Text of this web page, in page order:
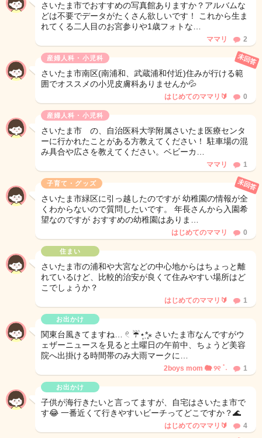
さいたま市でおすすめの写真館ありますか？アルバムな
どは不要でデータがたくさん欲しいです！ これから生ま
れてくる二人目のお宮参りや1歳フォトな…
ママリ 2
産婦人科・小児科
さいたま市南区(南浦和、武蔵浦和付近)住みが行ける範
囲でオススメの小児皮膚科ありませんか💦
未回答
はじめてのママリ🔰 0
産婦人科・小児科
さいたま市 の、自治医科大学附属さいたま医療センタ
ーに行かれたことがある方教えてください！ 駐車場の混
み具合や広さを教えてください。ベビーカ…
ママリ 1
子育て・グッズ
さいたま市緑区に引っ越したのですが 幼稚園の情報が全
くわからないので質問したいです。 年長さんから入園希
望なのですが おすすめの幼稚園はありま…
未回答
はじめてのママリ 0
住まい
さいたま市の浦和や大宮などの中心地からはちょっと離
れているけど、比較的治安が良くて住みやすい場所はど
こでしょうか？
はじめてのママリ🔰 1
お出かけ
関東台風きてますね… 𓏲 ☔️⋆̩*̣̣̥⁎ さいたま市なんですがウ
ェザーニュースを見ると土曜日の午前中、ちょうど美容
院へ出掛ける時間帯のみ大雨マークに…
2boys mom 🐘 ୨୧ ॱ˖ 1
お出かけ
子供が海行きたいと言ってますが、自宅はさいたま市で
す😂 一番近くて行きやすいビーチってどこですか？🌊
はじめてのママリ🔰 4